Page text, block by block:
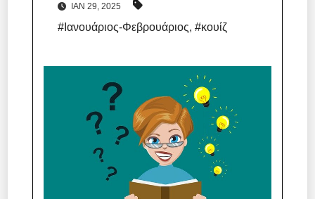
ΙΑΝ 29, 2025
#Ιανουάριος-Φεβρουάριος,#κουίζ